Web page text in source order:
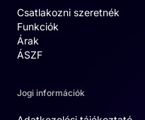
Csatlakozni szeretnék
Funkciók
Árak
ÁSZF
Jogi információk